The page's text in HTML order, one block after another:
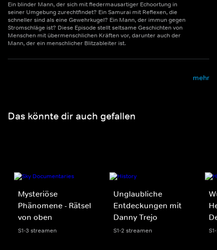
Ein blinder Mann, der sich mit fledermausartiger Echoortung in
seiner Umgebung zurechtfindet? Ein Samurai mit Reflexen, die
schneller sind als eine Gewehrkugel? Ein Mann, der immun gegen
Stromschläge ist? Diese Episode stellt seltsame Geschichten von
Menschen mit übermenschlichen Kräften vor, darunter auch der
Mann, der ein menschlicher Blitzableiter ist.
mehr
Das könnte dir auch gefallen
Mysteriöse
Phänomene - Rätsel
von oben
S1-3 streamen
Unglaubliche
Entdeckungen mit
Danny Trejo
S1-2 streamen